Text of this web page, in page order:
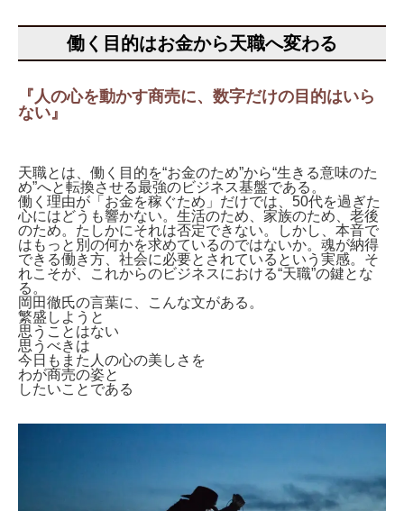
働く目的はお金から天職へ変わる
『人の心を動かす商売に、数字だけの目的はいら
ない』
天職とは、働く目的を“お金のため”から“生きる意味のた
め”へと転換させる最強のビジネス基盤である。
働く理由が「お金を稼ぐため」だけでは、50代を過ぎた
心にはどうも響かない。生活のため、家族のため、老後
のため。たしかにそれは否定できない。しかし、本音で
はもっと別の何かを求めているのではないか。魂が納得
できる働き方、社会に必要とされているという実感。そ
れこそが、これからのビジネスにおける“天職”の鍵とな
る。
岡田徹氏の言葉に、こんな文がある。
繁盛しようと
思うことはない
思うべきは
今日もまた人の心の美しさを
わが商売の姿と
したいことである